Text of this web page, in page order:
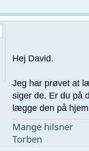
Hej David.
Jeg har prøvet at
siger de. Er du på
lægge den på
Mange hilsner
Torben